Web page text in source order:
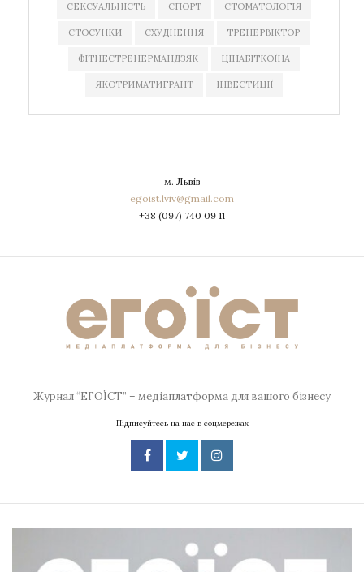
СЕКСУАЛЬНІСТЬ СПОРТ СТОМАТОЛОГІЯ
СТОСУНКИ СХУДНЕННЯ ТРЕНЕРВІКТОР
ФІТНЕСТРЕНЕРМАНДЗЯК ЦІНАБІТКОЇНА
ЯКОТРИМАТИГРАНТ ІНВЕСТИЦІЇ
м. Львів
egoist.lviv@gmail.com
+38 (097) 740 09 11
Журнал “ЕГОЇСТ” – медіаплатформа для вашого бізнесу
Підписуйтесь на нас в соцмережах